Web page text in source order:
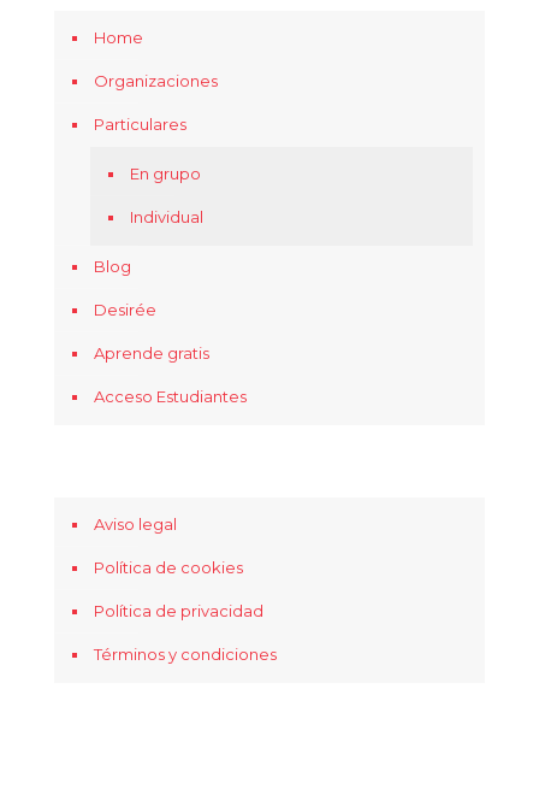
Home
Organizaciones
Particulares
En grupo
Individual
Blog
Desirée
Aprende gratis
Acceso Estudiantes
Aviso legal
Política de cookies
Política de privacidad
Términos y condiciones